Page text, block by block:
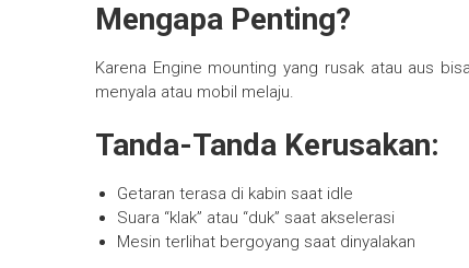
Mengapa Penting?
Karena Engine mounting yang rusak atau aus
menyala atau mobil melaju.
Tanda-Tanda Kerusakan:
Getaran terasa di kabin saat idle
Suara “klak” atau “duk” saat akselerasi
Mesin terlihat bergoyang saat dinyalakan